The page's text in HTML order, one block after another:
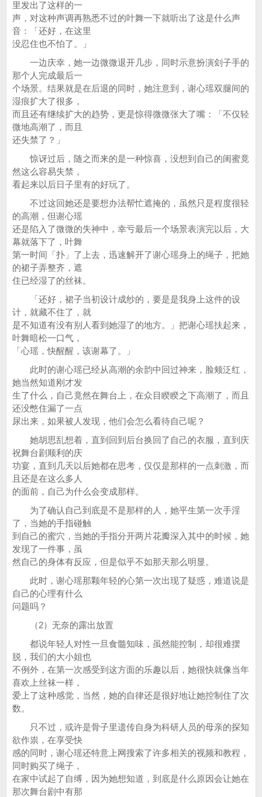
里发出了这样的一
声，对这种声调再熟悉不过的叶舞一下就听出了这是什么声
音：「还好，在这里
没忍住也不怕了。」
一边庆幸，她一边微微退开几步，同时示意扮演刽子手的
那个人完成最后一
个场景。结果就是在后退的同时，她注意到，谢心瑶双腿间的
湿痕扩大了很多，
而且还有继续扩大的趋势，更是惊得微微张大了嘴：「不仅轻
微地高潮了，而且
还失禁了？」
惊讶过后，随之而来的是一种惊喜，没想到自己的闺蜜竟
然这么容易失禁，
看起来以后日子里有的好玩了。
不过这回她还是要想办法帮忙遮掩的，虽然只是程度很轻
的高潮，但谢心瑶
还是陷入了微微的失神中，幸亏最后一个场景表演完以后，大
幕就落下了，叶舞
第一时间「扑」了上去，迅速解开了谢心瑶身上的绳子，把她
的裙子弄整齐，遮
住已经湿了的丝袜。
「还好，裙子当初设计成纱的，要是是我身上这件的设
计，就藏不住了，就
是不知道有没有别人看到她湿了的地方。」把谢心瑶扶起来，
叶舞暗松一口气，
「心瑶，快醒醒，该谢幕了。」
此时的谢心瑶已经从高潮的余韵中回过神来，脸颊泛红，
她当然知道刚才发
生了什么，自己竟然在舞台上，在众目睽睽之下高潮了，而且
还没憋住漏了一点
尿出来，如果被人发现，他们会怎么看待自己呢？
她胡思乱想着，直到回到后台换回了自己的衣服，直到庆
祝舞台剧顺利的庆
功宴，直到几天以后她都在思考，仅仅是那样的一点刺激，而
且还是在这么多人
的面前，自己为什么会变成那样。
为了确认自己到底是不是那样的人，她平生第一次手淫
了，当她的手指碰触
到自己的蜜穴，当她的手指分开两片花瓣深入其中的时候，她
发现了一件事，虽
然自己的身体有反应，但是似乎不如那天那么明显。
此时，谢心瑶那颗年轻的心第一次出现了疑惑，难道说是
自己的心理有什么
问题吗？
（2）无奈的露出放置
都说年轻人对性一旦食髓知味，虽然能控制，却很难摆
脱，我们的大小姐也
不例外，在第一次感受到这方面的乐趣以后，她很快就像当年
喜欢上丝袜一样，
爱上了这种感觉，当然，她的自律还是很好地让她控制住了次
数。
只不过，或许是骨子里遗传自身为科研人员的母亲的探知
欲作祟，在享受快
感的同时，谢心瑶还特意上网搜索了许多相关的视频和教程，
同时购买了绳子，
在家中试起了自缚，因为她想知道，到底是什么原因会让她在
那次舞台剧中有那